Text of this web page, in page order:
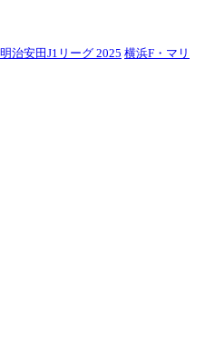
明治安田J1リーグ 2025 横浜F・マリ